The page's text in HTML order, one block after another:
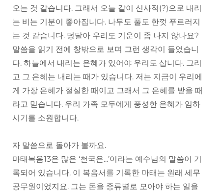
오는 것 같습니다. 그래서 오늘 같이 신사적(?)으로 내리
는 비는 기분이 좋아집니다. 나무도 풀도 한껏 푸르러지
는 것 같습니다. 덩달아 우리도 기운이 좀 나지 않나요?
말씀을 읽기 전에 창밖으로 보며 그런 생각이 들었습니
다. 하늘에서 내리는 은혜가 있어야 우리도 삽니다. 그리
고 그 은혜는 내리는 때가 있습니다. 저는 지금이 우리에
게 가장 은혜가 절실한 때이고 그래서 그 은혜를 받을 때
라고 믿습니다. 우리 가족 모두에게 풍성한 은혜가 임하
시기를 소원합니다.
자 말씀으로 돌아가 볼까요.
마태복음13은 많은 ‘천국은...’이라는 예수님의 말씀이 기
록되어 있습니다. 이 복음서를 기록한 마태는 원래 세무
공무원이었지요. 그는 돈을 종류별로 모아야 하는 일을